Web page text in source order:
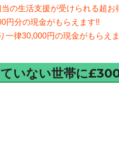
の生活支援が受けられる超お
円分の現金がもらえます!!
一律30,000円の現金がもらえま
いない世帯に